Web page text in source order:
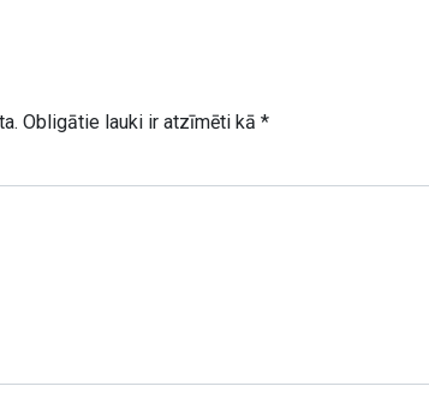
Obligātie lauki ir atzīmēti kā *